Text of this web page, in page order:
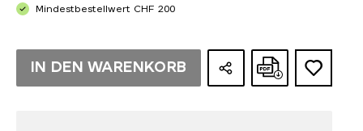
Mindestbestellwert CHF 200
IN DEN WARENKORB